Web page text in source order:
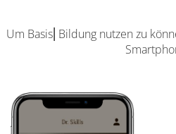
Um Basis⎜Bildung nutzen zu